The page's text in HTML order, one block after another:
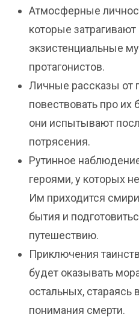
Атмосферные
которые
экзистенциальные
протагонистов.
Личные рассказы от
повествовать про их
они испытывают
потрясения.
Рутинное
героями, у которых
Им приходится
бытия и
путешествию.
Приключения
будет оказывать
остальных, стараясь
понимания смерти.